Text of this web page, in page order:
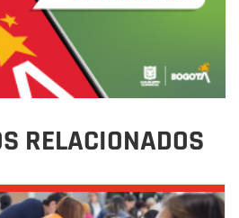
RELACIONADOS